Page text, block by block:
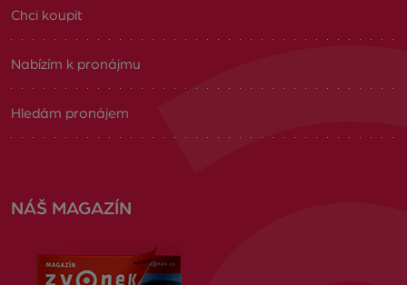
Chci koupit
Nabízím k pronájmu
Hledám pronájem
NÁŠ MAGAZÍN